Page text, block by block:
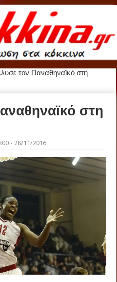
τον Παναθηναϊκό στη
στη
- 28/11/2016